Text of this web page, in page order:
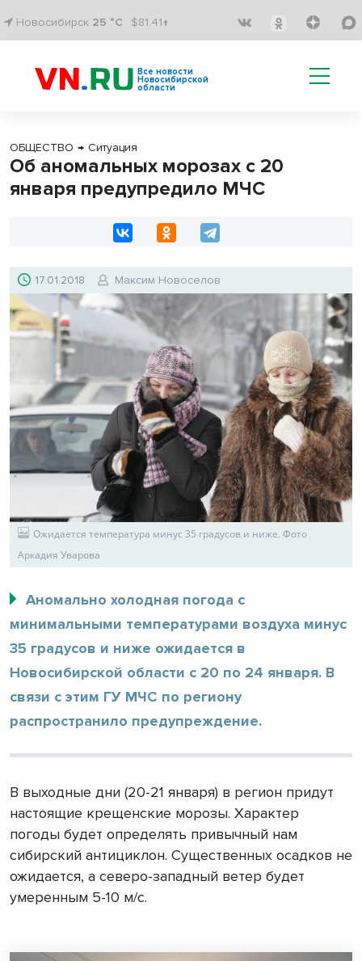
Новосибирск 25 °C $81.41↑
Все новости
Новосибирской
области
ОБЩЕСТВО → Ситуация
Об аномальных морозах с 20
января предупредило МЧС
17.01.2018 Максим Новоселов
Ожидается температура минус 35 градусов и ниже. Фото
Аркадия Уварова
Аномально холодная погода с
минимальными температурами воздуха минус
35 градусов и ниже ожидается в
Новосибирской области с 20 по 24 января. В
связи с этим ГУ МЧС по региону
распространило предупреждение.
В выходные дни (20-21 января) в регион придут
настоящие крещенские морозы. Характер
погоды будет определять привычный нам
сибирский антициклон. Существенных осадков не
ожидается, а северо-западный ветер будет
умеренным 5-10 м/с.